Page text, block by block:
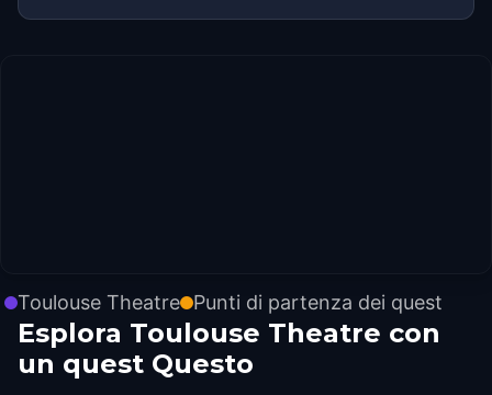
Toulouse Theatre Punti di partenza dei quest
Esplora Toulouse Theatre con
un quest Questo